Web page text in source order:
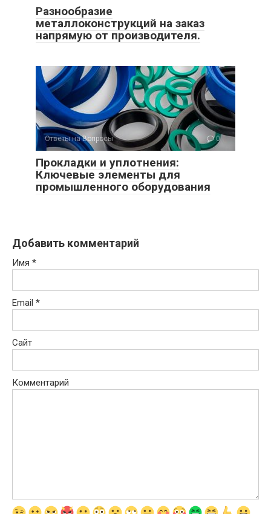
Разнообразие
металлоконструкций на заказ
напрямую от производителя.
Ответы на Вопросы 0
Прокладки и уплотнения:
Ключевые элементы для
промышленного оборудования
Добавить комментарий
Имя *
Email *
Сайт
Комментарий